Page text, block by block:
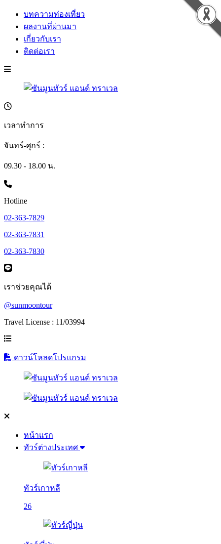
บทความท่องเที่ยว
ผลงานที่ผ่านมา
เกี่ยวกับเรา
ติดต่อเรา
เวลาทำการ
จันทร์-ศุกร์ :
09.30 - 18.00 น.
Hotline
02-363-7829
02-363-7831
02-363-7830
เราช่วยคุณได้
@sunmoontour
Travel License : 11/03994
ดาวน์โหลดโปรแกรม
หน้าแรก
ทัวร์ต่างประเทศ
ทัวร์เกาหลี
26